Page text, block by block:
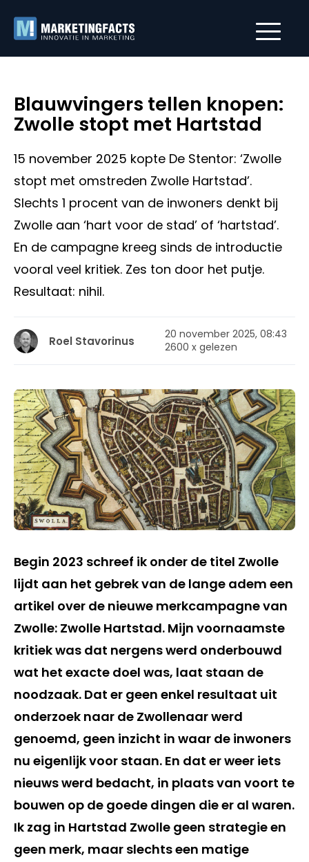
Blauwvingers tellen knopen:
Zwolle stopt met Hartstad
15 november 2025 kopte De Stentor: ‘Zwolle
stopt met omstreden Zwolle Hartstad’.
Slechts 1 procent van de inwoners denkt bij
Zwolle aan ‘hart voor de stad’ of ‘hartstad’.
En de campagne kreeg sinds de introductie
vooral veel kritiek. Zes ton door het putje.
Resultaat: nihil.
Roel Stavorinus
20 november 2025, 08:43
2600 x gelezen
Begin 2023 schreef ik onder de titel Zwolle
lijdt aan het gebrek van de lange adem een
artikel over de nieuwe merkcampagne van
Zwolle: Zwolle Hartstad. Mijn voornaamste
kritiek was dat nergens werd onderbouwd
wat het exacte doel was, laat staan de
noodzaak. Dat er geen enkel resultaat uit
onderzoek naar de Zwollenaar werd
genoemd, geen inzicht in waar de inwoners
nu eigenlijk voor staan. En dat er weer iets
nieuws werd bedacht, in plaats van voort te
bouwen op de goede dingen die er al waren.
Ik zag in Hartstad Zwolle geen strategie en
geen merk, maar slechts een matige